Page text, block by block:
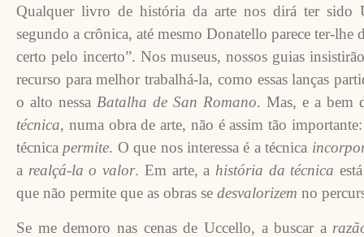
Qualquer livro de história da arte nos dirá ter sido
segundo a crônica, até mesmo Donatello parece ter-lhe
certo pelo incerto”. Nos museus, nossos guias
recurso para melhor trabalhá-la, como essas lanças
o alto nessa Batalha de San Romano. Mas, e a bem
técnica, numa obra de arte, não é assim tão
técnicapermite. O que nos interessa é a técnica
a realçá-la o valor. Em arte, a história da técnica
que não permite que as obras se desvalorizem no
Se me demoro nas cenas de Uccello, a buscar a